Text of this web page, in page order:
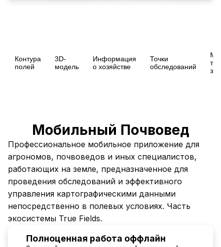
Контура
полей
3D-
модель
Информация
о хозяйстве
Точки
обследований
Мобильный Почвовед
Профессиональное мобильное приложение для
агрономов, почвоведов и иных специалистов,
работающих на земле, предназначенное для
проведения обследований и эффективного
управления картографическими данными
непосредственно в полевых условиях. Часть
экосистемы True Fields.
Полноценная работа оффлайн